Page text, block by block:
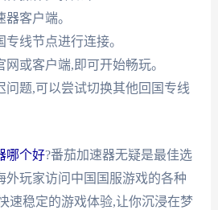
客户端。
线节点进行连接。
或客户端,即可开始畅玩。
问题,可以尝试切换其他回国专线
哪个好?番茄加速器无疑是最佳选
外玩家访问中国国服游戏的各种
速稳定的游戏体验,让你沉浸在梦